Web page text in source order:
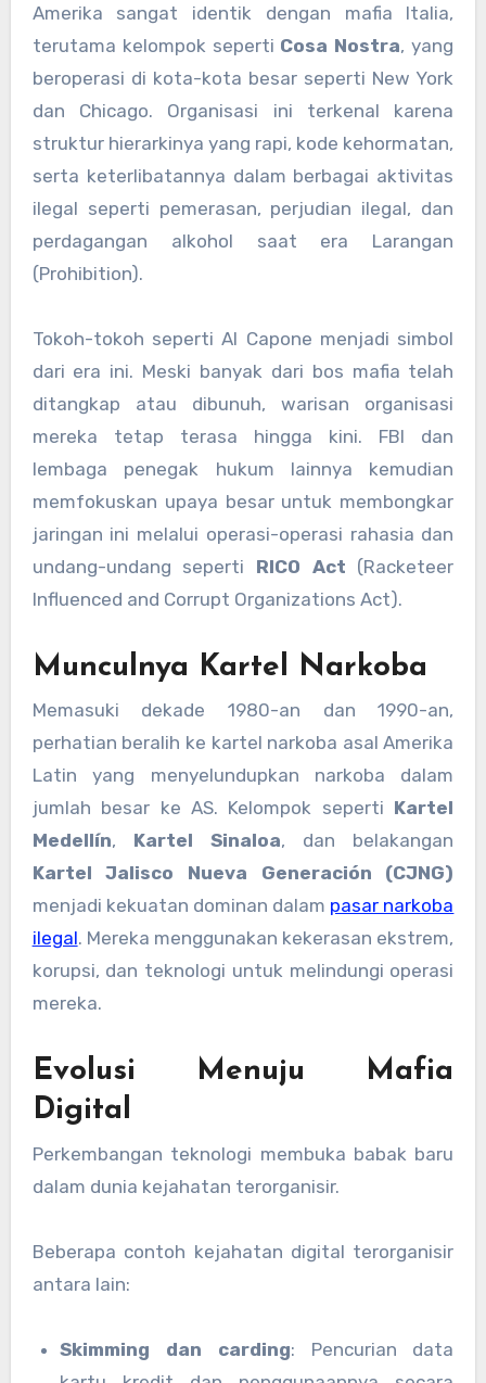
Amerika sangat identik dengan mafia Italia,
terutama kelompok seperti Cosa Nostra, yang
beroperasi di kota-kota besar seperti New York
dan Chicago. Organisasi ini terkenal karena
struktur hierarkinya yang rapi, kode kehormatan,
serta keterlibatannya dalam berbagai aktivitas
ilegal seperti pemerasan, perjudian ilegal, dan
perdagangan alkohol saat era Larangan
(Prohibition).
Tokoh-tokoh seperti Al Capone menjadi simbol
dari era ini. Meski banyak dari bos mafia telah
ditangkap atau dibunuh, warisan organisasi
mereka tetap terasa hingga kini. FBI dan
lembaga penegak hukum lainnya kemudian
memfokuskan upaya besar untuk membongkar
jaringan ini melalui operasi-operasi rahasia dan
undang-undang seperti RICO Act (Racketeer
Influenced and Corrupt Organizations Act).
Munculnya Kartel Narkoba
Memasuki dekade 1980-an dan 1990-an,
perhatian beralih ke kartel narkoba asal Amerika
Latin yang menyelundupkan narkoba dalam
jumlah besar ke AS. Kelompok seperti Kartel
Medellín, Kartel Sinaloa, dan belakangan
Kartel Jalisco Nueva Generación (CJNG)
menjadi kekuatan dominan dalam pasar narkoba
ilegal. Mereka menggunakan kekerasan ekstrem,
korupsi, dan teknologi untuk melindungi operasi
mereka.
Evolusi Menuju Mafia
Digital
Perkembangan teknologi membuka babak baru
dalam dunia kejahatan terorganisir.
Beberapa contoh kejahatan digital terorganisir
antara lain:
Skimming dan carding: Pencurian data